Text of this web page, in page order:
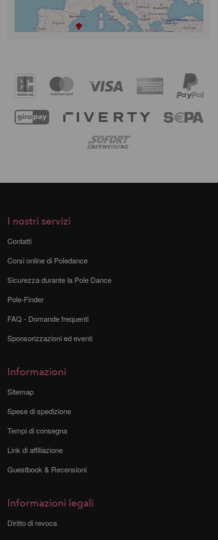
I nostri servizi
Contatti
Corsi online di Poledance
Sicurezza durante la Pole Dance
Pole-Finder
FAQ - Domande frequenti
Sponsorizzazioni ed eventi
Informazioni
Sitemap
Spese di spedizione
Tempi di consegna
Link di affiliazione
Guestbook & Recensioni
Informazioni legali
Diritto di revoca